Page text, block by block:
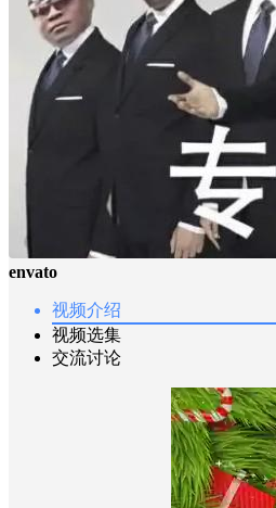
envato
视频介绍
视频选集
交流讨论